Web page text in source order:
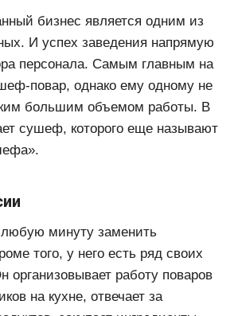
бизнес является одним из
И успех заведения напрямую
персонала. Самым главным на
повар, однако ему одному не
большим объемом работы. В
сушеф, которого еще называют
минуту заменить
того, у него есть ряд своих
организовывает работу поваров
на кухне, отвечает за